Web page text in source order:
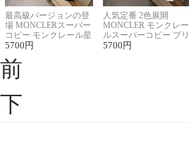
最高級バージョンの登
場 MONCLERスーパー
コピー モンクレール星
座半袖Tシャツ
5700 円
人気定番 2色展開
MONCLER モンクレー
ルスーパーコピー プリ
ント半袖Tシャツ
5700 円
前
下